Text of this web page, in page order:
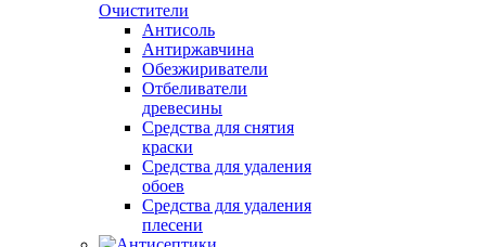
Очистители
Антисоль
Антиржавчина
Обезжириватели
Отбеливатели
древесины
Средства для снятия
краски
Средства для удаления
обоев
Средства для удаления
плесени